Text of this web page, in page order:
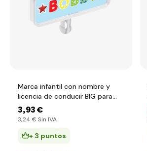
Marca infantil con nombre y
licencia de conducir BIG para
correpasillos BIG New & Classic
3,93 €
3,24 € Sin IVA
+ 3 puntos